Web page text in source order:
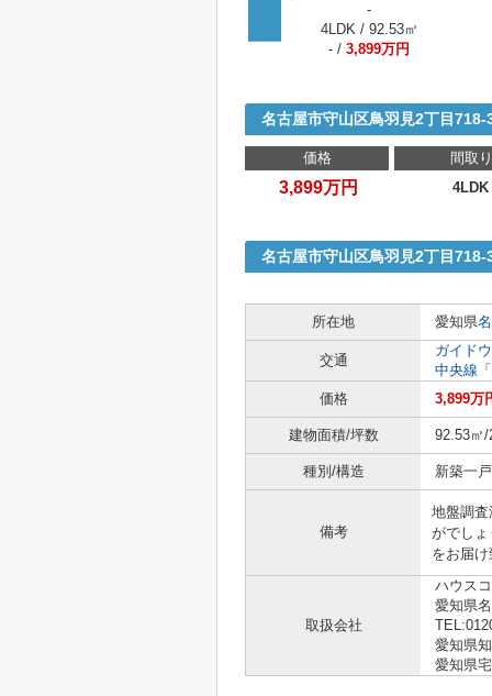
-
4LDK / 92.53㎡
- / 3,899万円
名古屋市守山区鳥羽見2丁目
価格 間取り
3,899万円 4LDK
名古屋市守山区鳥羽見2丁目
所在地
愛知県
交通
ガイド
中央線 「
価格
3,899万
建物面積/坪数 92.53㎡/
種別/構造 新築一
備考
地盤調
がでし
をお届け
取扱会社
ハウス
愛知県
愛知県
愛知県